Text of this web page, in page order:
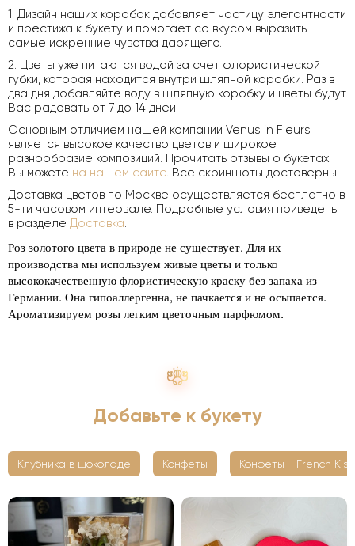
1. Дизайн наших коробок добавляет частицу элегантности
и престижа к букету и помогает со вкусом выразить
самые искренние чувства дарящего.
2. Цветы уже питаются водой за счет флористической
губки, которая находится внутри шляпной коробки. Раз в
два дня добавляйте воду в шляпную коробку и цветы будут
Вас радовать от 7 до 14 дней.
Основным отличием нашей компании Venus in Fleurs
является высокое качество цветов и широкое
разнообразие композиций. Прочитать отзывы о букетах
Вы можете на нашем сайте. Все скриншоты достоверны.
Доставка цветов по Москве осуществляется бесплатно в
5-ти часовом интервале. Подробные условия приведены
в разделе Доставка.
Роз золотого цвета в природе не существует. Для их
производства мы используем живые цветы и только
высококачественную флористическую краску без запаха из
Германии. Она гипоаллергенна, не пачкается и не осыпается.
Ароматизируем розы легким цветочным парфюмом.
Добавьте к букету
Клубника в шоколаде Конфеты Конфеты - French Kiss